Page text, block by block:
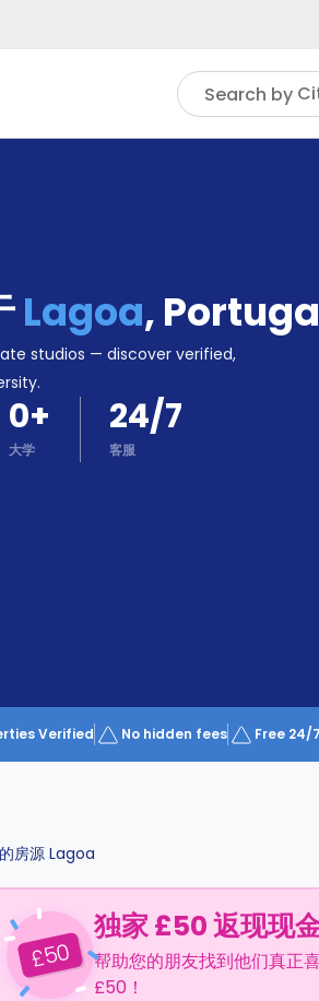
Search by
Lagoa,
studios — discover verified,
0+
大学
24/7
客服
Verified No hidden fees Free 24/
的房源 Lagoa
£50
独家 £50 返现现
帮助您的朋友找到他们真正
£50！